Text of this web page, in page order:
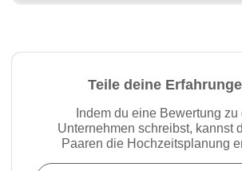
Teile deine
Indem du eine Bewertung zu
Unternehmen schreibst, kannst
Paaren die Hochzeitsplanung